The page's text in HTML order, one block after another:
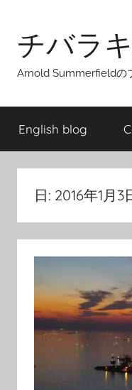
contentチバラ
Arnold Summerfieldの
English blog
日: 2016年1月3